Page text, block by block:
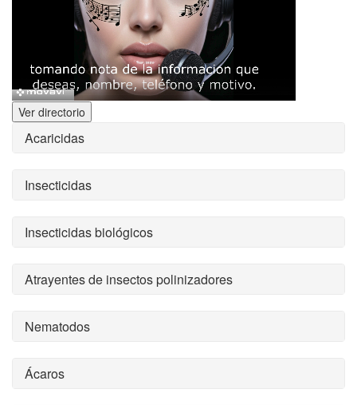
Ver directorio
Acaricidas
Insecticidas
Insecticidas biológicos
Atrayentes de insectos polinizadores
Nematodos
Ácaros